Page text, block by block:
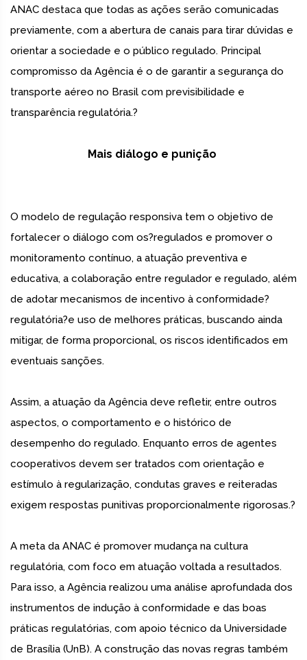
ANAC destaca que todas as ações serão comunicadas
previamente, com a abertura de canais para tirar dúvidas e
orientar a sociedade e o público regulado. Principal
compromisso da Agência é o de garantir a segurança do
transporte aéreo no Brasil com previsibilidade e
transparência regulatória.?
Mais diálogo e punição
O modelo de regulação responsiva tem o objetivo de
fortalecer o diálogo com os?regulados e promover o
monitoramento contínuo, a atuação preventiva e
educativa, a colaboração entre regulador e regulado, além
de adotar mecanismos de incentivo à conformidade?
regulatória?e uso de melhores práticas, buscando ainda
mitigar, de forma proporcional, os riscos identificados em
eventuais sanções.
Assim, a atuação da Agência deve refletir, entre outros
aspectos, o comportamento e o histórico de
desempenho do regulado. Enquanto erros de agentes
cooperativos devem ser tratados com orientação e
estímulo à regularização, condutas graves e reiteradas
exigem respostas punitivas proporcionalmente rigorosas.?
A meta da ANAC é promover mudança na cultura
regulatória, com foco em atuação voltada a resultados.
Para isso, a Agência realizou uma análise aprofundada dos
instrumentos de indução à conformidade e das boas
práticas regulatórias, com apoio técnico da Universidade
de Brasília (UnB). A construção das novas regras também